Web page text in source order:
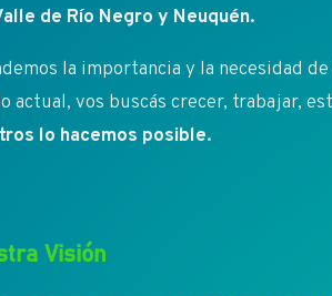
de Río Negro y Neuquén.
la importancia y la necesidad
actual, vos buscás crecer, trabajar,
lo hacemos posible.
Visión